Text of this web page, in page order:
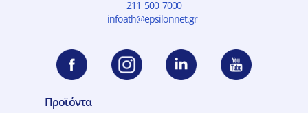
211 500 7000
infoath@epsilonnet.gr
Προϊόντα